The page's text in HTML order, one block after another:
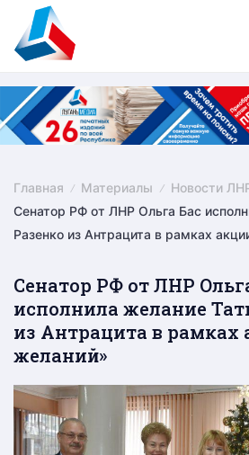
content
Главная Материалы Новости
Cенатор РФ от ЛНР Ольга Бас
Разенко из Антрацита в рамках
Cенатор РФ от ЛНР
исполнила желание
из Антрацита в рамках
желаний»